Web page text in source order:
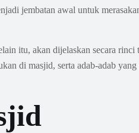
jembatan awal untuk
itu, akan dijelaskan secara rinci
di masjid, serta adab-adab